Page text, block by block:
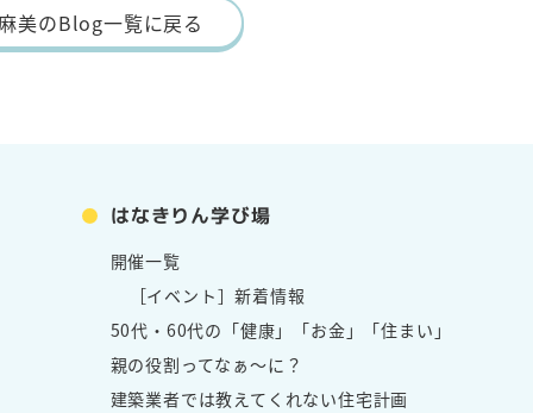
美のBlog一覧に戻る
はなきりん学び場
開催一覧
［イベント］新着情報
50代・60代の「健康」「お金」「住まい」
親の役割ってなぁ～に？
建築業者では教えてくれない住宅計画